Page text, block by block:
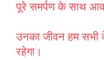
पूरे समर्पण के साथ
उनका जीवन हम सभी
रहेगा।